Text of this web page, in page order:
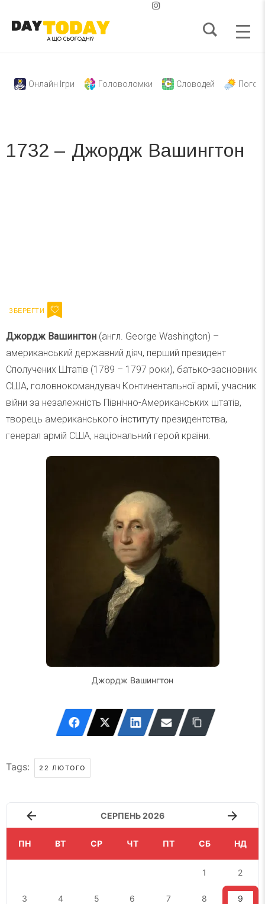
Онлайн Ігри Головоломки Словодей
1732 – Джордж Вашингтон
Джордж Вашингтон (англ. George Washington) –
американський державний діяч, перший президент
Сполучених Штатів (1789 – 1797 роки), батько-засновник
США, головнокомандувач Континентальної армії, учасник
війни за незалежність Північно-Американських штатів,
творець американського інституту президентства,
генерал армій США, національний герой країни.
Джордж Вашингтон
Tags: 22 ЛЮТОГО
СЕРПЕНЬ 2026
ПН ВТ СР ЧТ ПТ СБ НД
1 2
3 4 5 6 7 8 9